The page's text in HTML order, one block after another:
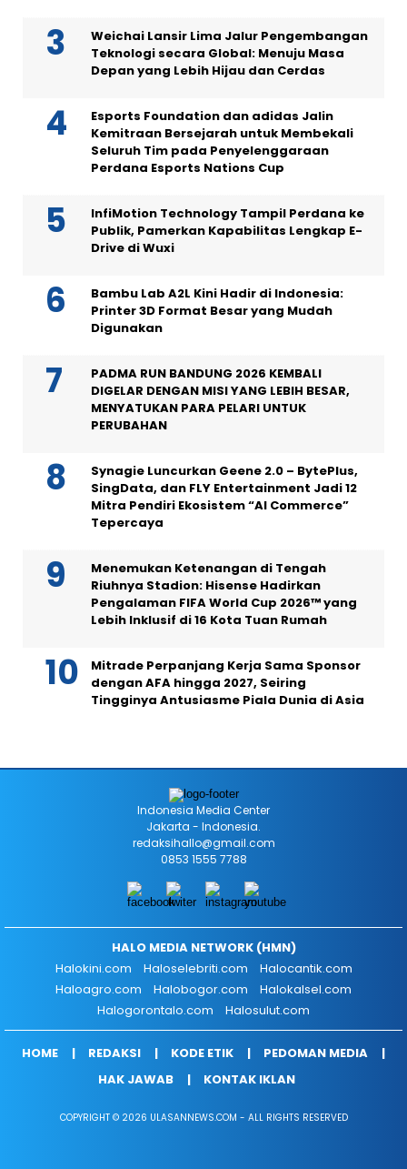
Weichai Lansir Lima Jalur Pengembangan
Teknologi secara Global: Menuju Masa
Depan yang Lebih Hijau dan Cerdas
Esports Foundation dan adidas Jalin
Kemitraan Bersejarah untuk Membekali
Seluruh Tim pada Penyelenggaraan
Perdana Esports Nations Cup
InfiMotion Technology Tampil Perdana ke
Publik, Pamerkan Kapabilitas Lengkap E-
Drive di Wuxi
Bambu Lab A2L Kini Hadir di Indonesia:
Printer 3D Format Besar yang Mudah
Digunakan
PADMA RUN BANDUNG 2026 KEMBALI
DIGELAR DENGAN MISI YANG LEBIH BESAR,
MENYATUKAN PARA PELARI UNTUK
PERUBAHAN
Synagie Luncurkan Geene 2.0 – BytePlus,
SingData, dan FLY Entertainment Jadi 12
Mitra Pendiri Ekosistem “AI Commerce”
Tepercaya
Menemukan Ketenangan di Tengah
Riuhnya Stadion: Hisense Hadirkan
Pengalaman FIFA World Cup 2026™ yang
Lebih Inklusif di 16 Kota Tuan Rumah
Mitrade Perpanjang Kerja Sama Sponsor
dengan AFA hingga 2027, Seiring
Tingginya Antusiasme Piala Dunia di Asia
Indonesia Media Center
Jakarta - Indonesia.
redaksihallo@gmail.com
0853 1555 7788
HALO MEDIA NETWORK (HMN)
Halokini.com
Haloselebriti.com
Halocantik.com
Haloagro.com
Halobogor.com
Halokalsel.com
Halogorontalo.com
Halosulut.com
HOME REDAKSI KODE ETIK
PEDOMAN MEDIA
HAK JAWAB
KONTAK IKLAN
COPYRIGHT © 2026 ULASANNEWS.COM - ALL RIGHTS RESERVED